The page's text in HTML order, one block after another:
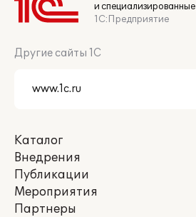
и
1С:Предприятие
Другие сайты 1С
Каталог
Внедрения
Публикации
Мероприятия
Партнеры